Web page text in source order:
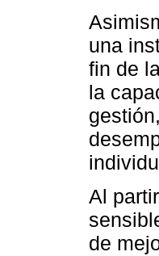
una
fin de
la
Al
de